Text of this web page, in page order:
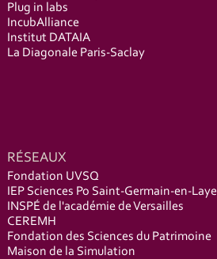
Plug in labs
IncubAlliance
Institut DATAIA
La Diagonale Paris-Saclay
RÉSEAUX
Fondation UVSQ
IEP Sciences Po Saint-Germain-en-Laye
INSPÉ de l'académie de Versailles
CEREMH
Fondation des Sciences du Patrimoine
Maison de la Simulation